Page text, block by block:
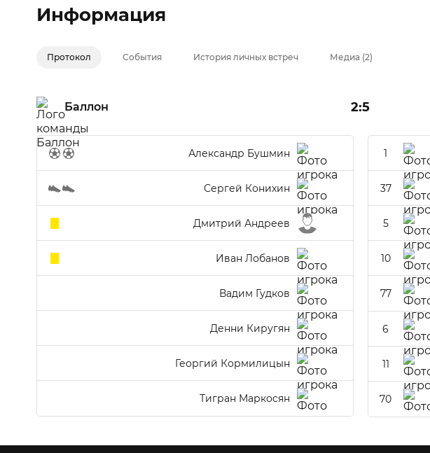
Информация
Протокол События История личных встреч Медиа (2)
Баллон 2:5
Александр Бушмин
Сергей Конихин
Дмитрий Андреев
Иван Лобанов
Вадим Гудков
Денни Киругян
Георгий Кормилицын
Тигран Маркосян
1
37
5
10
77
6
11
70